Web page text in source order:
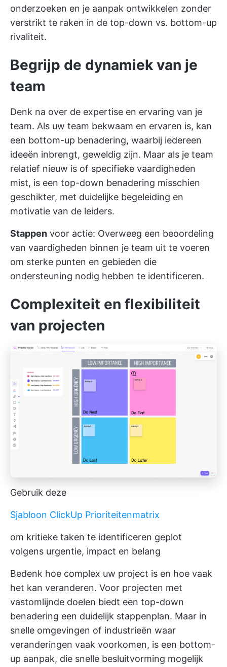
onderzoeken en je aanpak ontwikkelen zonder
verstrikt te raken in de top-down vs. bottom-up
rivaliteit.
Begrijp de dynamiek van je
team
Denk na over de expertise en ervaring van je
team. Als uw team bekwaam en ervaren is, kan
een bottom-up benadering, waarbij iedereen
ideeën inbrengt, geweldig zijn. Maar als je team
relatief nieuw is of specifieke vaardigheden
mist, is een top-down benadering misschien
geschikter, met duidelijke begeleiding en
motivatie van de leiders.
Stappen voor actie: Overweeg een beoordeling
van vaardigheden binnen je team uit te voeren
om sterke punten en gebieden die
ondersteuning nodig hebben te identificeren.
Complexiteit en flexibiliteit
van projecten
Gebruik deze
Sjabloon ClickUp Prioriteitenmatrix
om kritieke taken te identificeren geplot
volgens urgentie, impact en belang
Bedenk hoe complex uw project is en hoe vaak
het kan veranderen. Voor projecten met
vastomlijnde doelen biedt een top-down
benadering een duidelijk stappenplan. Maar in
snelle omgevingen of industrieën waar
veranderingen vaak voorkomen, is een bottom-
up aanpak, die snelle besluitvorming mogelijk